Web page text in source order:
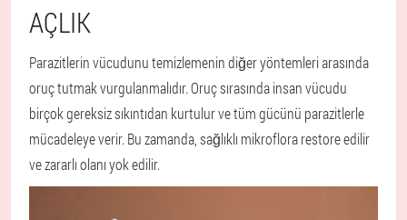
AÇLIK
Parazitlerin vücudunu temizlemenin diğer yöntemleri arasında
oruç tutmak vurgulanmalıdır. Oruç sırasında insan vücudu
birçok gereksiz sıkıntıdan kurtulur ve tüm gücünü parazitlerle
mücadeleye verir. Bu zamanda, sağlıklı mikroflora restore edilir
ve zararlı olanı yok edilir.